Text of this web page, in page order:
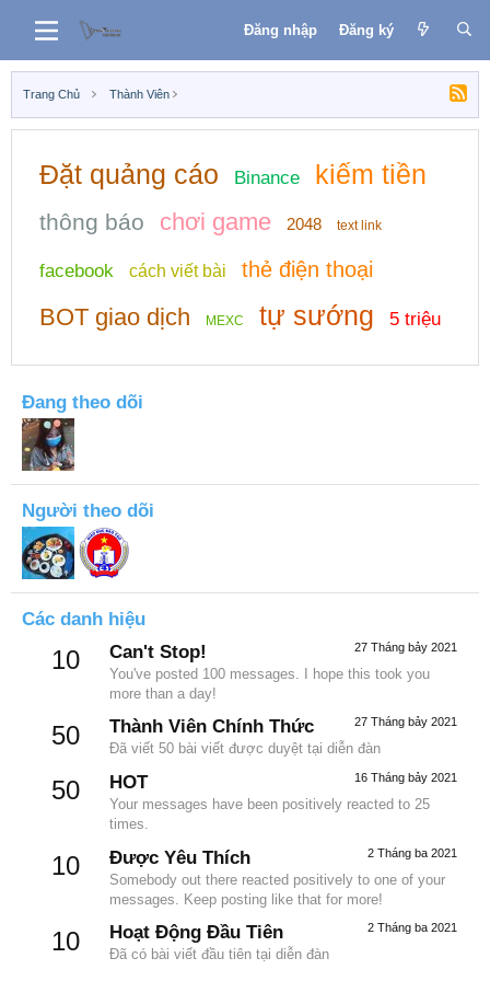
Đăng nhập Đăng ký
Trang Chủ Thành Viên
Đặt quảng cáo Binance kiếm tiền
thông báo chơi game 2048 text link
facebook cách viết bài thẻ điện thoại
BOT giao dịch MEXC tự sướng 5 triệu
Đang theo dõi
Người theo dõi
Các danh hiệu
10 27 Tháng bảy 2021
Can't Stop!
You've posted 100 messages. I hope this took you
more than a day!
50 27 Tháng bảy 2021
Thành Viên Chính Thức
Đã viết 50 bài viết được duyệt tại diễn đàn
50 16 Tháng bảy 2021
HOT
Your messages have been positively reacted to 25
times.
10 2 Tháng ba 2021
Được Yêu Thích
Somebody out there reacted positively to one of your
messages. Keep posting like that for more!
10 2 Tháng ba 2021
Hoạt Động Đầu Tiên
Đã có bài viết đầu tiên tại diễn đàn